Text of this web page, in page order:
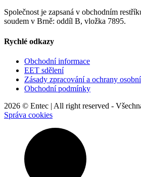
Společnost je zapsaná v obchodním
soudem v Brně: oddíl B, vložka 7895.
Rychlé odkazy
Obchodní informace
EET sdělení
Zásady zpracování a ochrany
Obchodní podmínky
2026 © Entec | All right reserved -
Správa cookies